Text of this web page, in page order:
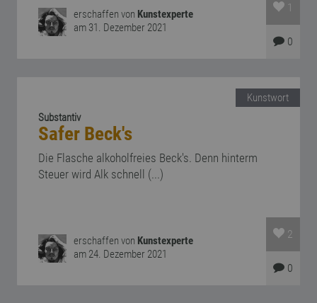
erschaffen von Kunstexperte
am 31. Dezember 2021
1
0
Kunstwort
Substantiv
Safer Beck's
Die Flasche alkoholfreies Beck's. Denn hinterm
Steuer wird Alk schnell (...)
erschaffen von Kunstexperte
am 24. Dezember 2021
2
0